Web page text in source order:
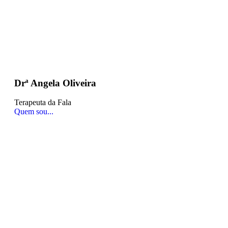
Drª Angela Oliveira
Terapeuta da Fala
Quem sou...